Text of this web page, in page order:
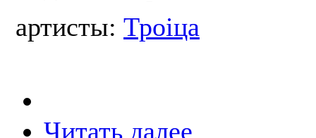
артисты: Троіца
Читать далее